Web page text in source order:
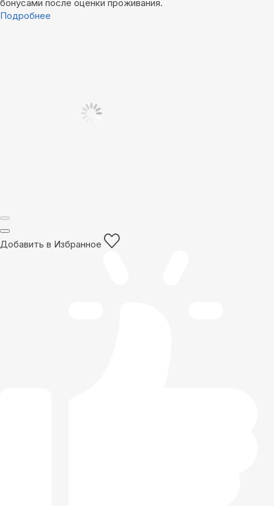
бонусами после оценки проживания.
Подробнее
Добавить в Избранное